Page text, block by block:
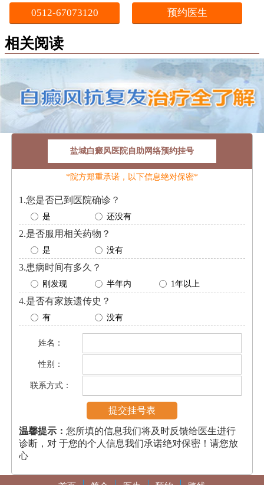
0512-67073120 预约医生
相关阅读
盐城白癜风医院自助网络预约挂号
*院方郑重承诺，以下信息绝对保密*
1.您是否已到医院确诊？
是 还没有
2.是否服用相关药物？
是 没有
3.患病时间有多久？
刚发现 半年内 1年以上
4.是否有家族遗传史？
有 没有
姓名：
性别：
联系方式：
温馨提示：您所填的信息我们将及时反馈给医生进行
诊断，对 于您的个人信息我们承诺绝对保密！请您放
心